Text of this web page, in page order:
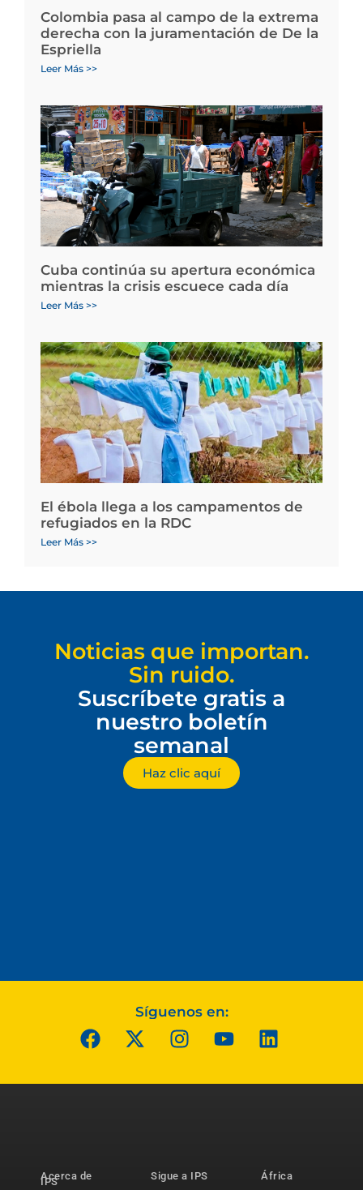
Colombia pasa al campo de la extrema
derecha con la juramentación de De la
Espriella
Leer Más >>
Cuba continúa su apertura económica
mientras la crisis escuece cada día
Leer Más >>
El ébola llega a los campamentos de
refugiados en la RDC
Leer Más >>
Noticias que importan.
Sin ruido.
Suscríbete gratis a
nuestro boletín
semanal
Haz clic aquí
Síguenos en:
Acerca de
IPS
Sigue a IPS
África